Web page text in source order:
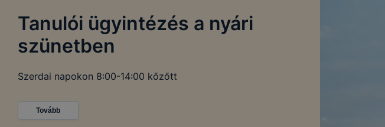
Tanulói ügyintézés a nyári
szünetben
Szerdai napokon 8:00-14:00 kőzőtt
Tovább